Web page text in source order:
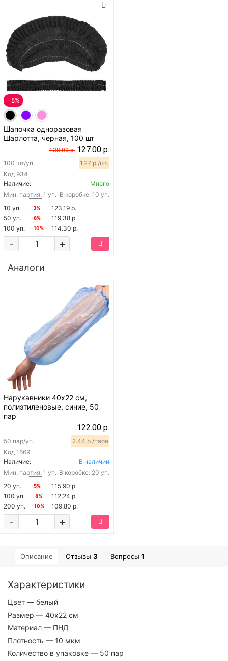
- 8%
Шапочка одноразовая
Шарлотта, черная, 100 шт
138.00 р. 127.00 р.
Код 934
100 шт/уп. 1.27 р./шт.
Наличие:
Много
Мин. партия: 1 уп. В коробке: 10 уп.
10 уп.
-3%
123.19 р.
50 уп.
-6%
119.38 р.
100 уп.
-10% 114.30 р.
+
-
Аналоги
Нарукавники 40х22 см,
полиэтиленовые, синие, 50
пар
122.00 р.
Код 1669
50 пар/уп. 2.44 р./пара
Наличие:
В наличии
Мин. партия: 1 уп. В коробке: 20 уп.
20 уп.
-5%
115.90 р.
100 уп.
-8%
112.24 р.
200 уп.
-10% 109.80 р.
+
-
Описание Отзывы 3 Вопросы 1
Характеристики
Цвет — белый
Размер — 40х22 см
Материал — ПНД
Плотность — 10 мкм
Количество в упаковке — 50 пар